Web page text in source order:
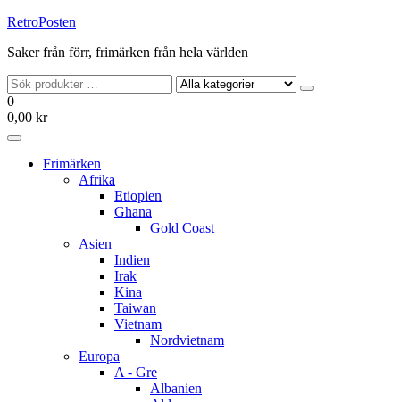
Hoppa
innehållet
RetroPosten
Saker från förr, frimärken från hela världen
0
0,00 kr
Frimärken
Afrika
Etiopien
Ghana
Gold Coast
Asien
Indien
Irak
Kina
Taiwan
Vietnam
Nordvietnam
Europa
A - Gre
Albanien